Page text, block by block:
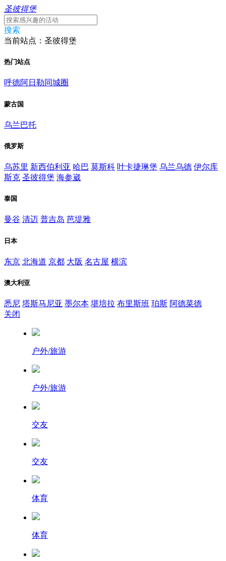
圣彼得堡
搜索
当前站点：圣彼得堡
热门站点
呼德阿日勒同城圈
蒙古国
乌兰巴托
俄罗斯
乌苏里 新西伯利亚 哈巴 莫斯科 叶卡捷琳堡 乌兰乌德 伊尔库
斯克 圣彼得堡 海参崴
泰国
曼谷 清迈 普吉岛 芭堤雅
日本
东京 北海道 京都 大阪 名古屋 横滨
澳大利亚
悉尼 塔斯马尼亚 墨尔本 堪培拉 布里斯班 珀斯 阿德菜德
关闭
户外/旅游
户外/旅游
交友
交友
体育
体育